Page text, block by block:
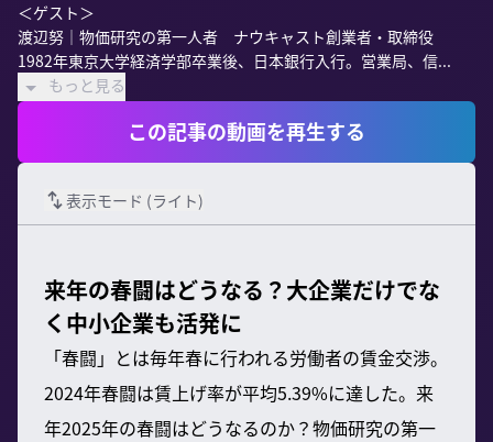
＜ゲスト＞
渡辺努｜物価研究の第一人者　ナウキャスト創業者・取締役
1982年東京大学経済学部卒業後、日本銀行入行。営業局、信...
もっと見る
この記事の動画を再生する
表示モード (ライト)
来年の春闘はどうなる？大企業だけでな
く中小企業も活発に
「春闘」とは毎年春に行われる労働者の賃金交渉。
2024年春闘は賃上げ率が平均5.39%に達した。来
年2025年の春闘はどうなるのか？物価研究の第一